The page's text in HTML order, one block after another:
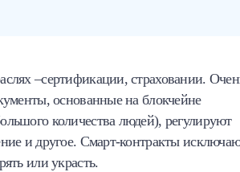
–сертификации, страховании.
основанные на блокчейне
количества людей), регулируют
и другое. Смарт-контракты
или украсть.